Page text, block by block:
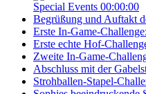
Special Events 00:00:00
Begrüßung und Auftakt
Erste In-Game-
Erste echte Hof-
Zweite In-Game-
Abschluss mit der
Strohballen-Stapel-